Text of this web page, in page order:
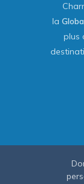
la
plus